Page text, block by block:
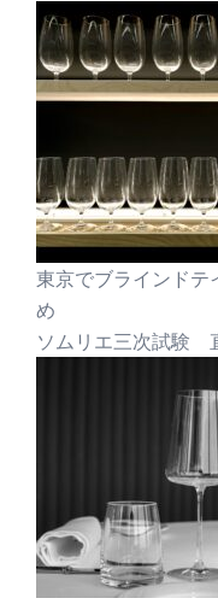
東京でブラインドテ
め
ソムリエ三次試験